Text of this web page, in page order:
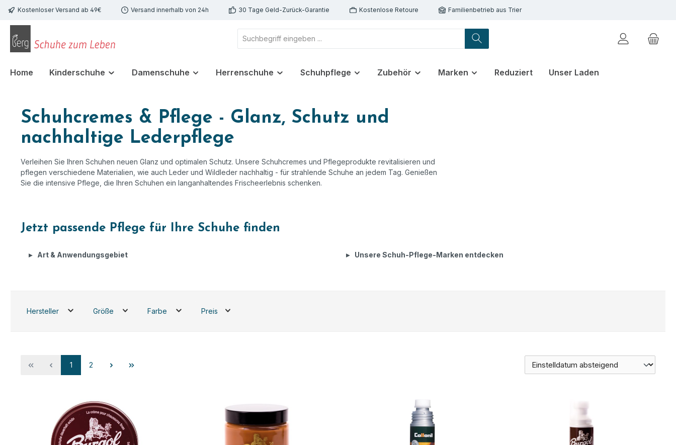
Hauptinhalt springen
Zur Suche springen
Zur Hauptnavigation springen
Kostenloser Versand ab 49€ Versand innerhalb von 24h 30 Tage Geld-Zurück-Garantie Kostenlose Retoure Familienbetrieb aus Trier
Home Kinderschuhe Damenschuhe Herrenschuhe Schuhpflege Zubehör Marken Reduziert Unser Laden
Schuhcremes & Pflege - Glanz, Schutz und
nachhaltige Lederpflege
Verleihen Sie Ihren Schuhen neuen Glanz und optimalen Schutz. Unsere Schuhcremes und Pflegeprodukte revitalisieren und
pflegen verschiedene Materialien, wie auch Leder und Wildleder nachhaltig - für strahlende Schuhe an jedem Tag. Genießen
Sie die intensive Pflege, die Ihren Schuhen ein langanhaltendes Frischeerlebnis schenken.
Jetzt passende Pflege für Ihre Schuhe finden
Art & Anwendungsgebiet Unsere Schuh-Pflege-Marken entdecken
Hersteller Größe Farbe Preis
Seite
1 Seite
2